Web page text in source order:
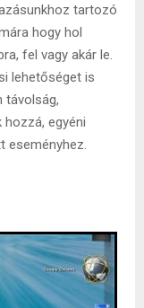
tartozó
hogy hol
fel vagy akár le.
lehetőséget is
távolság,
egyéni
eseményhez.